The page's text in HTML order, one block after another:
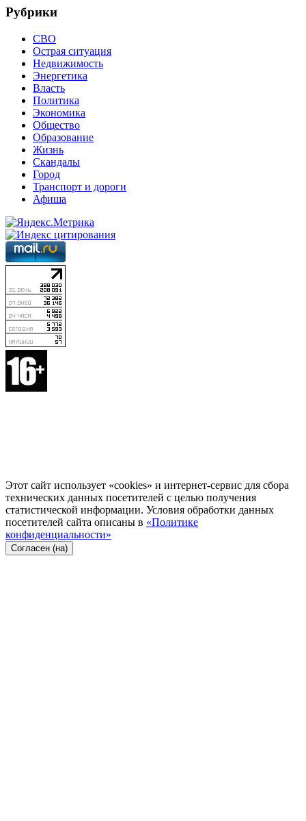
Рубрики
СВО
Острая ситуация
Недвижимость
Энергетика
Власть
Политика
Экономика
Общество
Образование
Жизнь
Скандалы
Город
Транспорт и дороги
Афиша
Этот сайт использует «cookies» и интернет-сервис для сбора
технических данных посетителей с целью получения
статистической информации. Условия обработки данных
посетителей сайта описаны в «Политике
конфиденциальности»
Согласен (на)